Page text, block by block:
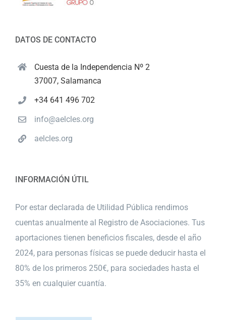
DATOS DE CONTACTO
Cuesta de la Independencia Nº 2
37007, Salamanca
+34 641 496 702
info@aelcles.org
aelcles.org
INFORMACIÓN ÚTIL
Por estar declarada de Utilidad Pública rendimos
cuentas anualmente al Registro de Asociaciones. Tus
aportaciones tienen beneficios fiscales, desde el año
2024, para personas físicas se puede deducir hasta el
80% de los primeros 250€, para sociedades hasta el
35% en cualquier cuantía.